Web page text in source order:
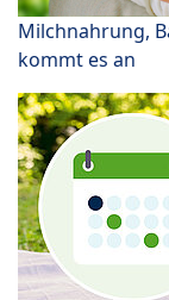
Milchnahrung,
kommt es an